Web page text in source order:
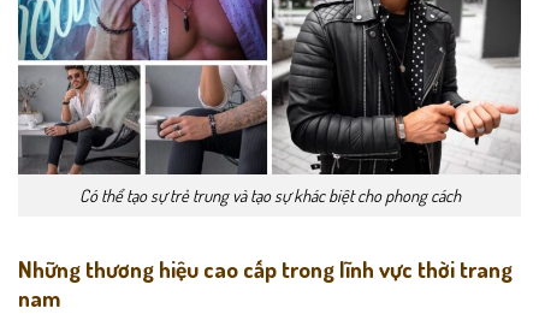
Có thể tạo sự trẻ trung và tạo sự khác biệt cho phong cách
Những thương hiệu cao cấp trong lĩnh vực thời trang
nam